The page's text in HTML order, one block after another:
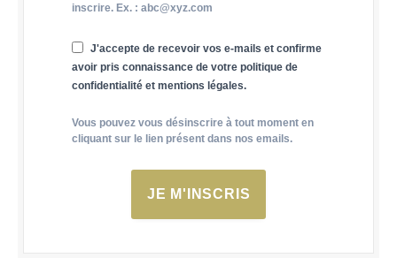
inscrire. Ex. : abc@xyz.com
J'accepte de recevoir vos e-mails et confirme
avoir pris connaissance de votre politique de
confidentialité et mentions légales.
Vous pouvez vous désinscrire à tout moment en
cliquant sur le lien présent dans nos emails.
JE M'INSCRIS